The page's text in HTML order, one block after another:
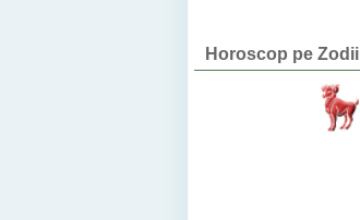
Horoscop pe Zodii